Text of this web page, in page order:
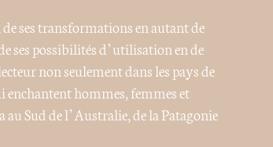
ses transformations en autant de
ses possibilités d’utilisation en de
non seulement dans les pays de
enchantent hommes, femmes et
au Sud de l’Australie, de la Patagonie